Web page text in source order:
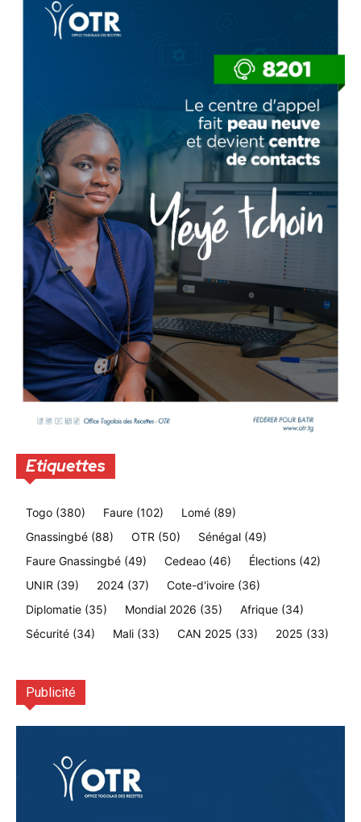
Etiquettes
Togo (380) Faure (102) Lomé (89)
Gnassingbé (88) OTR (50) Sénégal (49)
Faure Gnassingbé (49) Cedeao (46) Élections (42)
UNIR (39) 2024 (37) Cote-d'ivoire (36)
Diplomatie (35) Mondial 2026 (35) Afrique (34)
Sécurité (34) Mali (33) CAN 2025 (33) 2025 (33)
Publicité